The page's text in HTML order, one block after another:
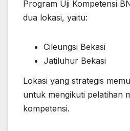
Program Uji Kompetensi
dua lokasi, yaitu:
Cileungsi Bekasi
Jatiluhur Bekasi
Lokasi yang strategis
untuk mengikuti pelatihan
kompetensi.